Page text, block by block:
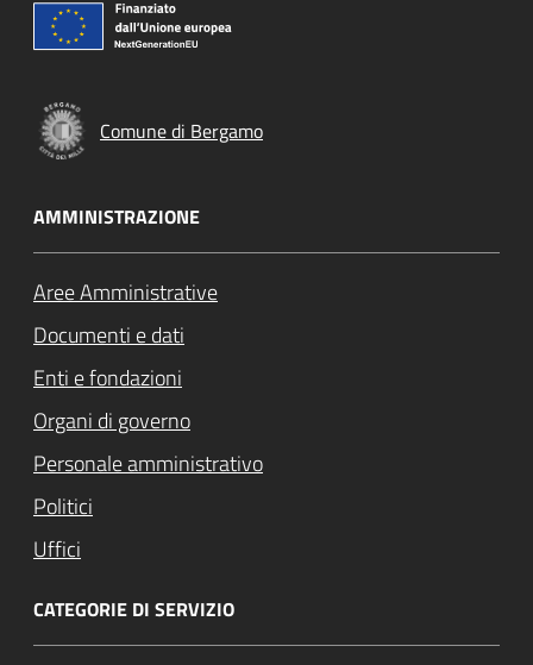
Comune di Bergamo
AMMINISTRAZIONE
Aree Amministrative
Documenti e dati
Enti e fondazioni
Organi di governo
Personale amministrativo
Politici
Uffici
CATEGORIE DI SERVIZIO